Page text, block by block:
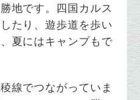
地です。四国カルス
たり、遊歩道を歩い
夏にはキャンプもで
線でつながっていま